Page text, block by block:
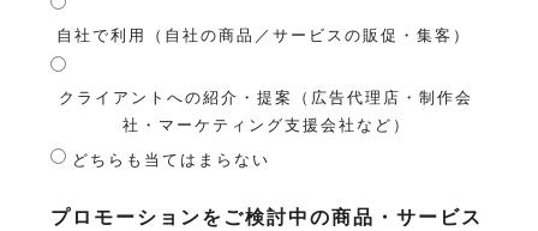
自社で利用（自社の商品／サービスの販促・集客）
クライアントへの紹介・提案（広告代理店・制作会
社・マーケティング支援会社など）
どちらも当てはまらない
プロモーションをご検討中の商品・サービス